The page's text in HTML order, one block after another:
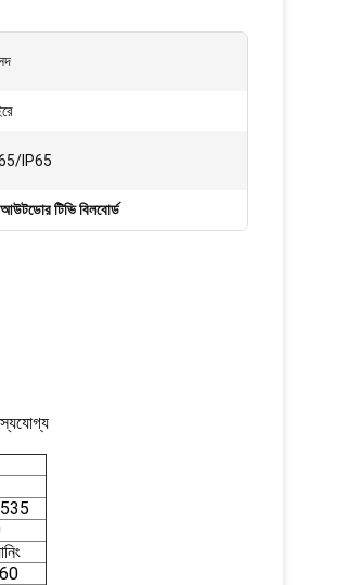
IP65
টিভি বিলবোর্ড